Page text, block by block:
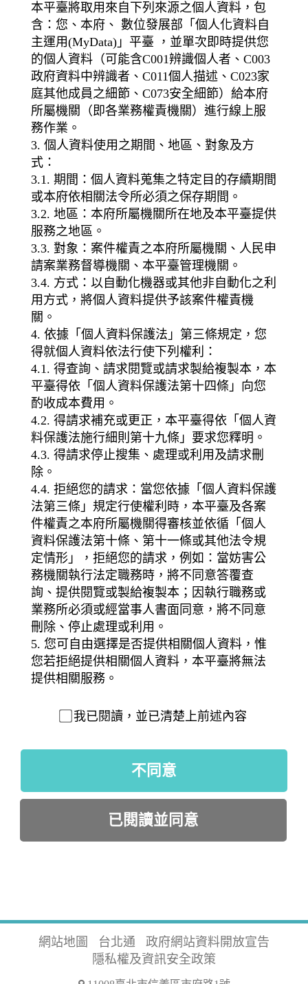
本平臺將取用來自下列來源之個人資料，包
含：您、本府、 數位發展部「個人化資料自
主運用(MyData)」平臺 ，並單次即時提供您
的個人資料（可能含C001辨識個人者、C003
政府資料中辨識者、C011個人描述、C023家
庭其他成員之細節、C073安全細節）給本府
所屬機關（即各業務權責機關）進行線上服
務作業。
3. 個人資料使用之期間、地區、對象及方
式：
3.1. 期間：個人資料蒐集之特定目的存續期間
或本府依相關法令所必須之保存期間。
3.2. 地區：本府所屬機關所在地及本平臺提供
服務之地區。
3.3. 對象：案件權責之本府所屬機關、人民申
請案業務督導機關、本平臺管理機關。
3.4. 方式：以自動化機器或其他非自動化之利
用方式，將個人資料提供予該案件權責機
關。
4. 依據「個人資料保護法」第三條規定，您
得就個人資料依法行使下列權利：
4.1. 得查詢、請求閱覽或請求製給複製本，本
平臺得依「個人資料保護法第十四條」向您
酌收成本費用。
4.2. 得請求補充或更正，本平臺得依「個人資
料保護法施行細則第十九條」要求您釋明。
4.3. 得請求停止搜集、處理或利用及請求刪
除。
4.4. 拒絕您的請求：當您依據「個人資料保護
法第三條」規定行使權利時，本平臺及各案
件權責之本府所屬機關得審核並依循「個人
資料保護法第十條、第十一條或其他法令規
定情形」，拒絕您的請求，例如：當妨害公
務機關執行法定職務時，將不同意答覆查
詢、提供閱覽或製給複製本；因執行職務或
業務所必須或經當事人書面同意，將不同意
刪除、停止處理或利用。
5. 您可自由選擇是否提供相關個人資料，惟
您若拒絕提供相關個人資料，本平臺將無法
提供相關服務。
我已閱讀，並已清楚上前述內容
不同意
已閱讀並同意
網站地圖 台北通
政府網站資料開放宣告
隱私權及資訊安全政策